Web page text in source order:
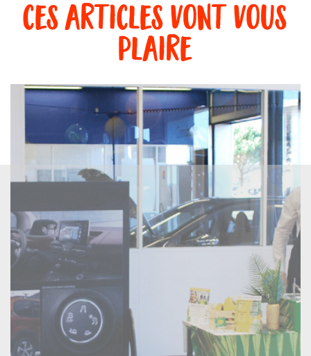
ces articles vont vous
plaire